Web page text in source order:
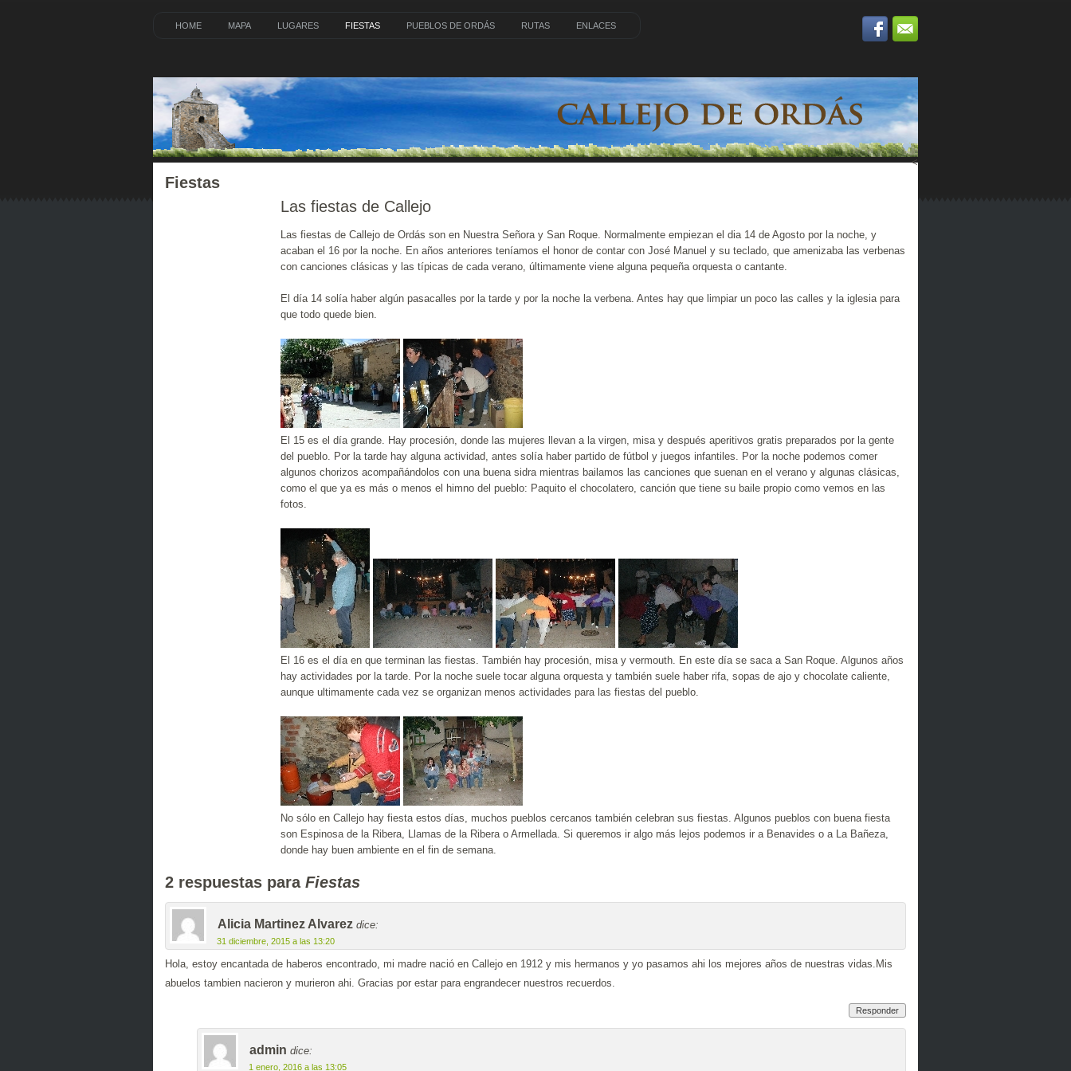
HOME MAPA LUGARES FIESTAS PUEBLOS DE ORDÁS RUTAS ENLACES
<
Fiestas
Las fiestas de Callejo
Las fiestas de Callejo de Ordás son en Nuestra Señora y San Roque. Normalmente empiezan el dia 14 de Agosto por la noche, y
acaban el 16 por la noche. En años anteriores teníamos el honor de contar con José Manuel y su teclado, que amenizaba las verbenas
con canciones clásicas y las típicas de cada verano, últimamente viene alguna pequeña orquesta o cantante.
El día 14 solía haber algún pasacalles por la tarde y por la noche la verbena. Antes hay que limpiar un poco las calles y la iglesia para
que todo quede bien.
El 15 es el día grande. Hay procesión, donde las mujeres llevan a la virgen, misa y después aperitivos gratis preparados por la gente
del pueblo. Por la tarde hay alguna actividad, antes solía haber partido de fútbol y juegos infantiles. Por la noche podemos comer
algunos chorizos acompañándolos con una buena sidra mientras bailamos las canciones que suenan en el verano y algunas clásicas,
como el que ya es más o menos el himno del pueblo: Paquito el chocolatero, canción que tiene su baile propio como vemos en las
fotos.
El 16 es el día en que terminan las fiestas. También hay procesión, misa y vermouth. En este día se saca a San Roque. Algunos años
hay actividades por la tarde. Por la noche suele tocar alguna orquesta y también suele haber rifa, sopas de ajo y chocolate caliente,
aunque ultimamente cada vez se organizan menos actividades para las fiestas del pueblo.
No sólo en Callejo hay fiesta estos días, muchos pueblos cercanos también celebran sus fiestas. Algunos pueblos con buena fiesta
son Espinosa de la Ribera, Llamas de la Ribera o Armellada. Si queremos ir algo más lejos podemos ir a Benavides o a La Bañeza,
donde hay buen ambiente en el fin de semana.
2 respuestas para Fiestas
Alicia Martinez Alvarez dice:
31 diciembre, 2015 a las 13:20
Hola, estoy encantada de haberos encontrado, mi madre nació en Callejo en 1912 y mis hermanos y yo pasamos ahi los mejores años de nuestras vidas.Mis
abuelos tambien nacieron y murieron ahi. Gracias por estar para engrandecer nuestros recuerdos.
Responder
admin dice:
1 enero, 2016 a las 13:05